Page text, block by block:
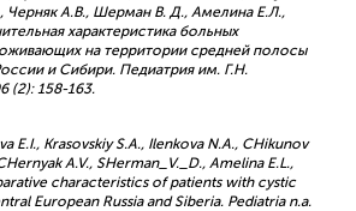
Черняк А.В., Шерман В. Д., Амелина Е.Л.,
характеристика больных
на территории средней полосы
и Cибири. Педиатрия им. Г.Н.
(2): 158-163.
E.I., Krasovskiy S.A., Ilenkova N.A., CHikunov
A.V., SHerman_V._D., Amelina E.L.,
characteristics of patients with cystic
European Russia and Siberia. Pediatria n.a.